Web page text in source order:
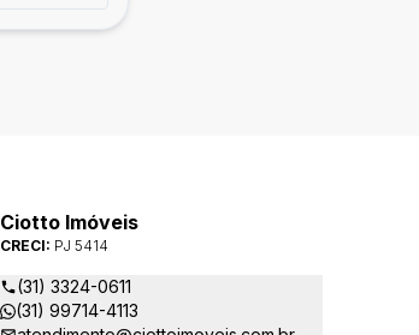
Ciotto Imóveis
CRECI: PJ 5414
(31) 3324-0611
(31) 99714-4113